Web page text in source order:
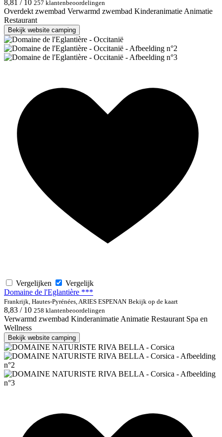
8,81 / 10 257 klantenbeoordelingen
Overdekt zwembad Verwarmd zwembad KinderanimatieAnimatie
Restaurant
Bekijk website camping
Vergelijken
Vergelijk
Domaine de l'Eglantière ***
Frankrijk, Hautes-Pyrénées, ARIES ESPENAN Bekijk op de kaart
8,83 / 10 258 klantenbeoordelingen
Verwarmd zwembad KinderanimatieAnimatie Restaurant Spa en
Wellness
Bekijk website camping